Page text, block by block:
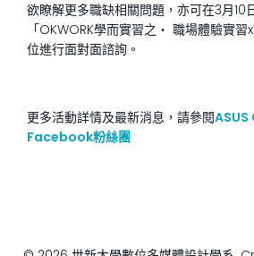
欲瞭解更多職缺相關問題，亦可在3月10
「OKWORK學而實習之‧ 職場體驗實
位進行面對面諮詢。
更多活動詳情及最新消息，請參閱
Facebook粉絲團